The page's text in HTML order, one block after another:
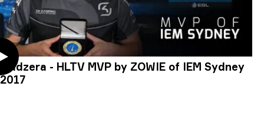
coldzera - HLTV MVP by ZOWIE of IEM Sydney
2017